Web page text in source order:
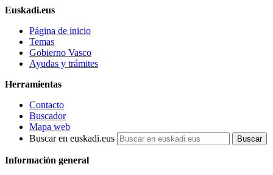
Euskadi.eus
Página de inicio
Temas
Gobierno Vasco
Ayudas y trámites
Herramientas
Contacto
Buscador
Mapa web
Buscar en euskadi.eus
Información general